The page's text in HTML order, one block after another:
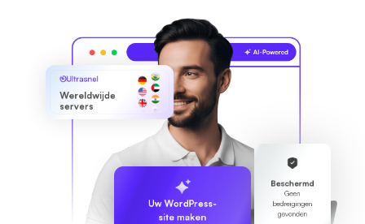
Beschermd
Geen
bedreigingen
gevonden
Ultrasnel
Wereldwijde
servers
Uw WordPress-
site maken